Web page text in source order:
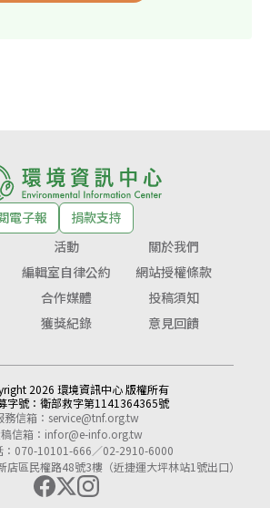
電子報
捐款支持
活動
關於我們
編輯室自律公約
網站授權條款
合作媒體
投稿須知
獲獎紀錄 意見回饋
2026 環境資訊中心 版權所有
字號： 衛部救字第1141364365號
務信箱： service@tnf.org.tw
信箱： infor@e-info.org.tw
：070-10101-666／02-2910-6000
區民權路48號3樓（近捷運大坪林站1號出口）